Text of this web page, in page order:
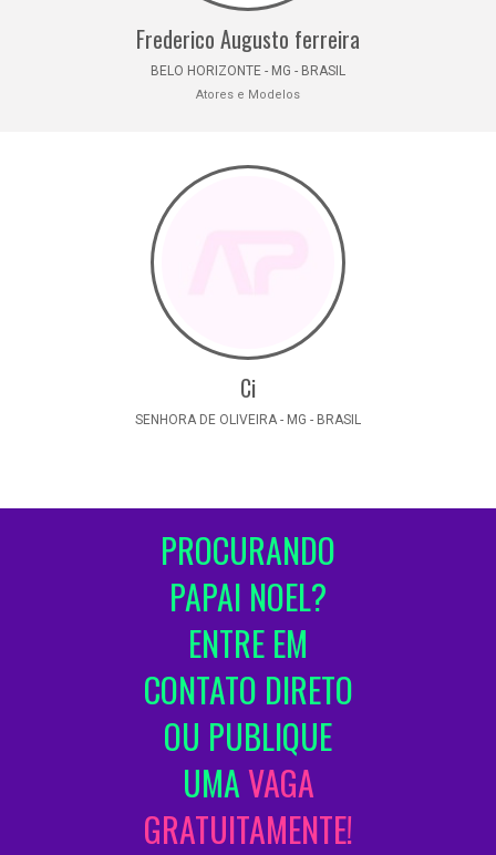
Frederico Augusto ferreira
BELO HORIZONTE - MG - BRASIL
Atores e Modelos
Ci
SENHORA DE OLIVEIRA - MG - BRASIL
PROCURANDO
PAPAI NOEL?
ENTRE EM
CONTATO DIRETO
OU PUBLIQUE
UMAVAGA
GRATUITAMENTE!